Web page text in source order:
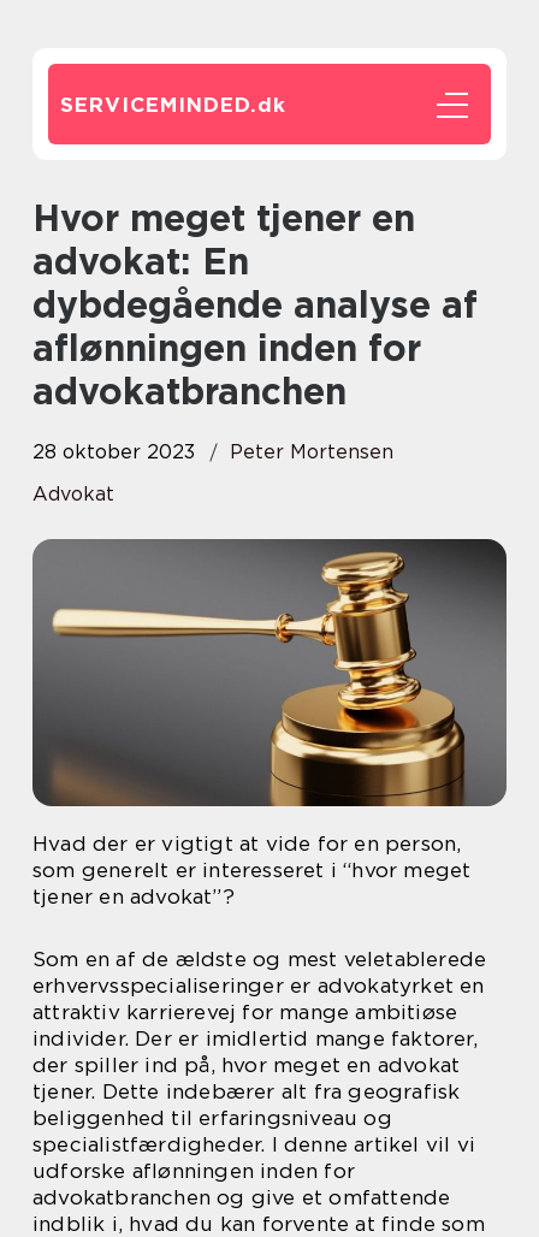
SERVICEMINDED.dk
Hvor meget tjener en
advokat: En
dybdegående analyse af
aflønningen inden for
advokatbranchen
28 oktober 2023
Peter Mortensen
Advokat
Hvad der er vigtigt at vide for en person,
som generelt er interesseret i “hvor meget
tjener en advokat”?
Som en af de ældste og mest veletablerede
erhvervsspecialiseringer er advokatyrket en
attraktiv karrierevej for mange ambitiøse
individer. Der er imidlertid mange faktorer,
der spiller ind på, hvor meget en advokat
tjener. Dette indebærer alt fra geografisk
beliggenhed til erfaringsniveau og
specialistfærdigheder. I denne artikel vil vi
udforske aflønningen inden for
advokatbranchen og give et omfattende
indblik i, hvad du kan forvente at finde som